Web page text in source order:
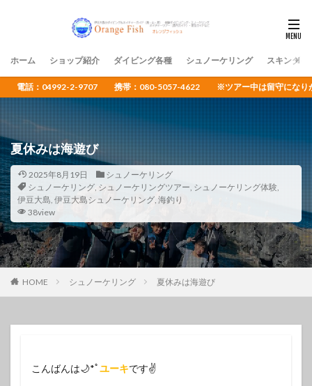
ホーム ショップ紹介 ダイビング各種 シュノーケリング スキンダイ
電話：04992-2-9707 携帯：080-5057-4622 ※ツアー中は留守になりがち
夏休みは海遊び
2025年8月19日
シュノーケリング
シュノーケリング, シュノーケリングツアー, シュノーケリング体験,
伊豆大島, 伊豆大島シュノーケリング, 海釣り
38view
HOME シュノーケリング 夏休みは海遊び
こんばんは🌙*ﾟユーキです✌️